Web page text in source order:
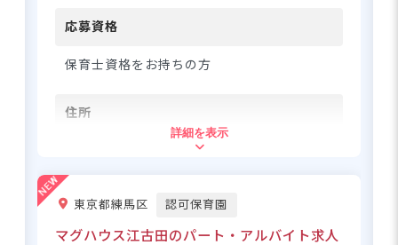
し合い、よりよい保育を創り
通り、子どもたちもスタッフ
ー【充実の待遇とキャリアサ
ポートで、長く活躍できる職
タート！ブランクがある方も
安心の充実した入社時研修
で、スムーズに保育士として
の第一歩を踏み出せます◎ 多
応募資格
保育士資格をお持ちの方
住所
東京都台東区上野7丁目
JR山手線、京浜東北線、常磐線、宇都宮
線「上野」駅より徒歩2分
詳細を表示
東京都練馬区 認可保育園
マグハウス江古田のパート・アルバイト求人